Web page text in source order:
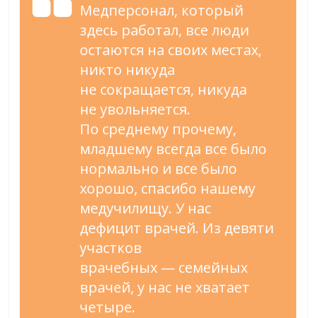
Медперсонал, который
здесь работал, все люди
остаются на своих местах,
никто никуда
не сокращается, никуда
не увольняется.
По среднему прочему,
младшему всегда все было
нормально и все было
хорошо, спасибо нашему
медучилищу. У нас
дефицит врачей. Из девяти
участков
врачебных — семейных
врачей, у нас не хватает
четыре.